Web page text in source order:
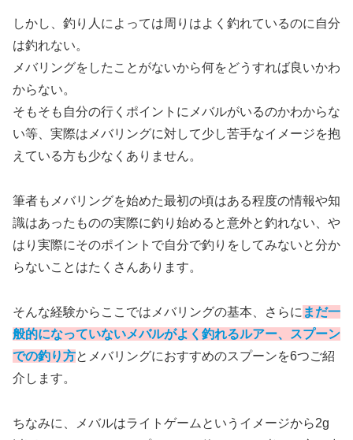
しかし、釣り人によっては周りはよく釣れているのに自分
は釣れない。
メバリングをしたことがないから何をどうすれば良いかわ
からない。
そもそも自分の行くポイントにメバルがいるのかわからな
い等、実際はメバリングに対して少し苦手なイメージを抱
えている方も少なくありません。
筆者もメバリングを始めた最初の頃はある程度の情報や知
識はあったものの実際に釣り始めると意外と釣れない、や
はり実際にそのポイントで自分で釣りをしてみないと分か
らないことはたくさんあります。
そんな経験からここではメバリングの基本、さらに まだ一
般的になっていないメバルがよく釣れるルアー、スプーン
での釣り方とメバリングにおすすめのスプーンを6つご紹
介します。
ちなみに、メバルはライトゲームというイメージから2g